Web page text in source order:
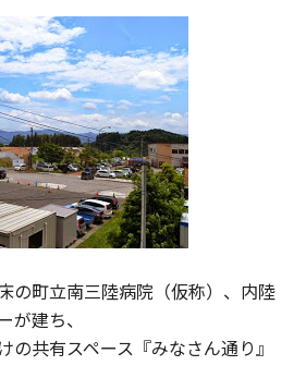
の町立南三陸病院（仮称）、内陸
建ち、
の共有スペース『みなさん通り』